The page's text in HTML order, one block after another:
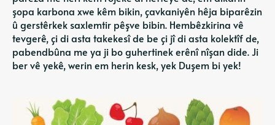
şopa karbona xwe kêm bikin, çavkaniyên hêja biparêzin
û gerstêrkek saxlemtir pêşve bibin. Hembêzkirina vê
tevgerê, çi di asta takekesî de be çi jî di asta kolektîf de,
pabendbûna me ya ji bo guhertinek erênî nîşan dide. Ji
ber vê yekê, werin em herin kesk, yek Duşem bi yek!